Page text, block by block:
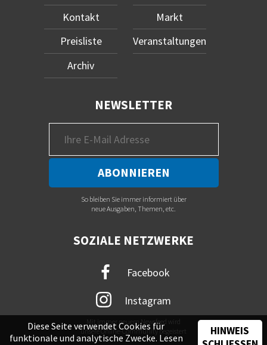
Kontakt
Preisliste
Archiv
Markt
Veranstaltungen
NEWSLETTER
So bleiben Sie immer informiert über
neue Ausgaben, Themen, etc.
SOZIALE NETZWERKE
Facebook
Instagram
Mit immer neuem Newsfeed wird
unsere Online-Community begeistert
Diese Seite verwendet Cookies für
funktionale und analytische Zwecke. Lesen
HINWEIS